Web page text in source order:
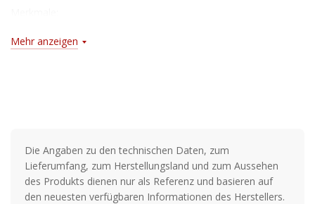
- zwei hydrophobe Schichten (1 und 6), lassen Wasser und
- eine mehrlagige Antireflexionsbeschichtung (5), welche Licht
absorbiert und damit eine Spiegelung von der Rückseite der
Linse vermeidet, sowie störende Reflexionen beseitigt
Mehr anzeigen
Die Angaben zu den technischen Daten, zum
Lieferumfang, zum Herstellungsland und zum Aussehen
des Produkts dienen nur als Referenz und basieren auf
den neuesten verfügbaren Informationen des Herstellers.